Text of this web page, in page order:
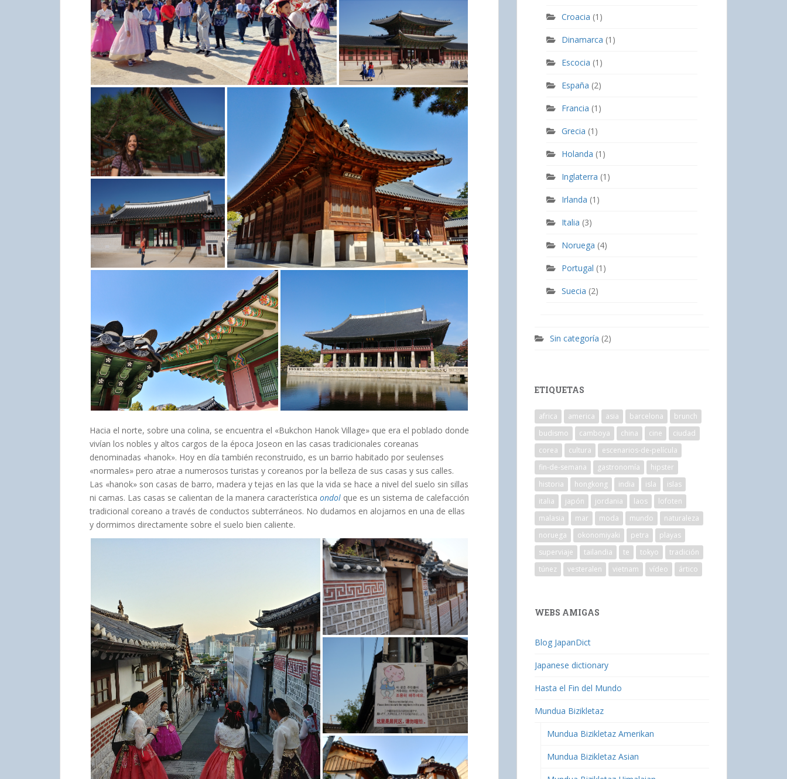
Hacia el norte, sobre una colina, se encuentra el «Bukchon Hanok Village» que era el poblado donde
vivían los nobles y altos cargos de la época Joseon en las casas tradicionales coreanas
denominadas «hanok». Hoy en día también reconstruido, es un barrio habitado por seulenses
«normales» pero atrae a numerosos turistas y coreanos por la belleza de sus casas y sus calles.
Las «hanok» son casas de barro, madera y tejas en las que la vida se hace a nivel del suelo sin sillas
ni camas. Las casas se calientan de la manera característica ondol que es un sistema de calefacción
tradicional coreano a través de conductos subterráneos. No dudamos en alojarnos en una de ellas
y dormimos directamente sobre el suelo bien caliente.
Croacia (1)
Dinamarca (1)
Escocia (1)
España (2)
Francia (1)
Grecia (1)
Holanda (1)
Inglaterra (1)
Irlanda (1)
Italia (3)
Noruega (4)
Portugal (1)
Suecia (2)
Sin categoría (2)
ETIQUETAS
africa america asia barcelona
brunch
budismo
camboya china cine
ciudad
corea
cultura
escenarios-de-película
fin-de-semana
gastronomía
hipster
historia
hongkong india isla
islas
italia
japón jordania laos
lofoten
malasia
mar moda mundo
naturaleza
noruega
okonomiyaki petra
playas
superviaje
tailandia te tokyo
tradición
túnez
vesteralen vietnam vídeo ártico
WEBS AMIGAS
Blog JapanDict
Japanese dictionary
Hasta el Fin del Mundo
Mundua Bizikletaz
Mundua Bizikletaz Amerikan
Mundua Bizikletaz Asian